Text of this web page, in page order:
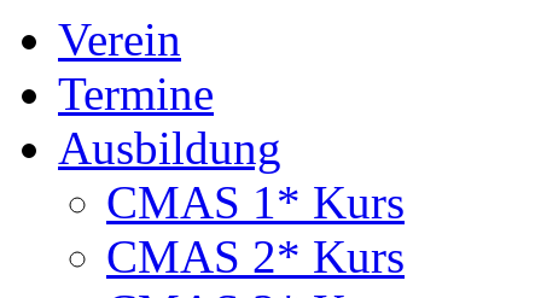
Verein
Termine
Ausbildung
CMAS 1* Kurs
CMAS 2* Kurs